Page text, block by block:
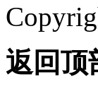
返回顶